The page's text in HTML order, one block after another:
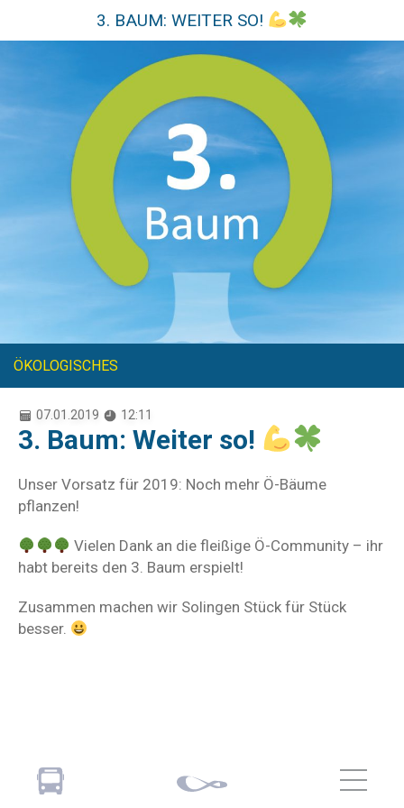
3. BAUM: WEITER SO!
ÖKOLOGISCHES
07.01.2019 12:11
3. Baum: Weiter so!
Unser Vorsatz für 2019: Noch mehr Ö-Bäume
pflanzen!
Vielen Dank an die fleißige Ö-Community – ihr
habt bereits den 3. Baum erspielt!
Zusammen machen wir Solingen Stück für Stück
besser.